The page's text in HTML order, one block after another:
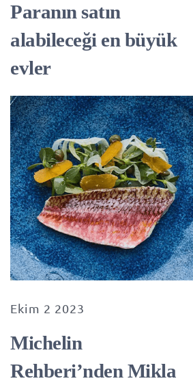
Paranın satın
alabileceği en büyük
evler
Ekim 2 2023
Michelin
Rehberi’nden Mikla